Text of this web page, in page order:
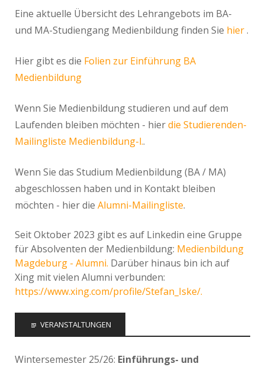
Eine aktuelle Übersicht des Lehrangebots im BA-
und MA-Studiengang Medienbildung finden Sie hier.
Hier gibt es die Folien zur Einführung BA
Medienbildung
Wenn Sie Medienbildung studieren und auf dem
Laufenden bleiben möchten - hierdie Studierenden-
Mailingliste Medienbildung-l..
Wenn Sie das Studium Medienbildung (BA / MA)
abgeschlossen haben und in Kontakt bleiben
möchten - hier die Alumni-Mailingliste.
Seit Oktober 2023 gibt es auf Linkedin eine Gruppe
für Absolventen der Medienbildung: Medienbildung
Magdeburg - Alumni. Darüber hinaus bin ich auf
Xing mit vielen Alumni verbunden:
https://www.xing.com/profile/Stefan_Iske/.
VERANSTALTUNGEN
Wintersemester 25/26: Einführungs- und